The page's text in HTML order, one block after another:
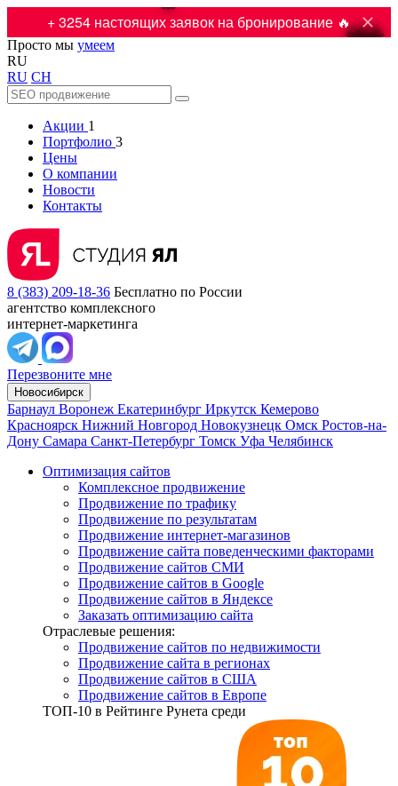
+ 3254 настоящих заявок на бронирование 🔥
Просто мы умеем
RU
RU CH
Акции 1
Портфолио 3
Цены
О компании
Новости
Контакты
8 (383) 209-18-36 Бесплатно по России
агентство комплексного
интернет-маркетинга
Перезвоните мне
Новосибирск
Барнаул Воронеж Екатеринбург Иркутск Кемерово
Красноярск Нижний Новгород Новокузнецк Омск Ростов-на-
Дону Самара Санкт-Петербург Томск Уфа Челябинск
Оптимизация сайтов
Комплексное продвижение
Продвижение по трафику
Продвижение по результатам
Продвижение интернет-магазинов
Продвижение сайта поведенческими факторами
Продвижение сайтов СМИ
Продвижение сайтов в Google
Продвижение сайтов в Яндексе
Заказать оптимизацию сайта
Отраслевые решения:
Продвижение сайтов по недвижимости
Продвижение сайта в регионах
Продвижение сайтов в США
Продвижение сайтов в Европе
ТОП-10 в Рейтинге Рунета среди